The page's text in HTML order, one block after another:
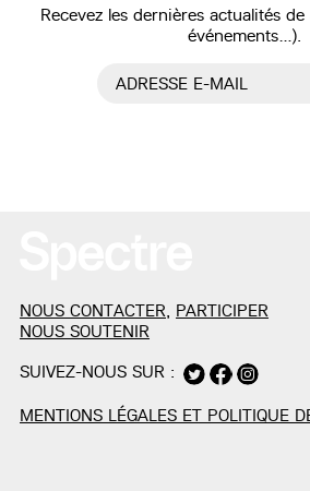
Recevez les dernières actualités
événements…).
ADRESSE E-MAIL
NOUS CONTACTER, PARTICIPER
NOUS SOUTENIR
SUIVEZ-NOUS SUR :
MENTIONS LÉGALES ET POLITIQUE